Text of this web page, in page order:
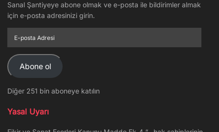
Sanal Şantiyeye abone olmak ve e-posta ile bildirimler almak
için e-posta adresinizi girin.
posta
Adresi
Abone ol
Diğer 251 bin aboneye katılın
Yasal Uyarı